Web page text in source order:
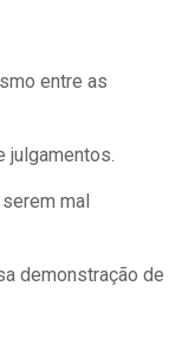
entre as
julgamentos.
mal
demonstração de